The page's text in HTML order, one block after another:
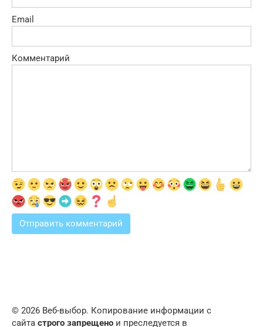
Email
Комментарий
© 2026 Веб-выбор. Копирование информации с
сайта строго запрещено и преследуется в